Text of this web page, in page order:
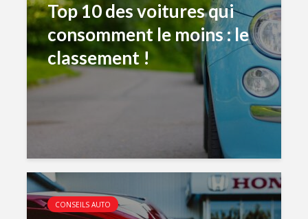
Top 10 des voitures qui
consomment le moins : le
classement !
CONSEILS AUTO